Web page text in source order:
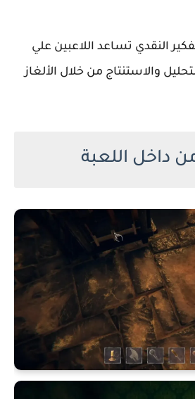
النقدي تساعد اللاعبين علي
والاستنتاج من خلال الألغاز
داخل اللعبة